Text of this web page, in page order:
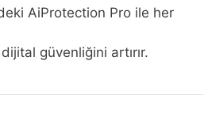
AiProtection Pro ile her
güvenliğini artırır.